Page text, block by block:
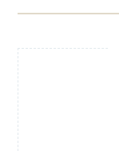
quantity